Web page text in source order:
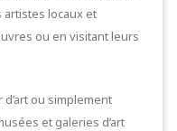
locaux et
ou en visitant leurs
ou simplement
et galeries d’art